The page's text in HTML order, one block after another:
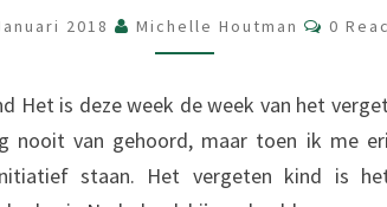
VERGETEN
KIND
2018 Michelle Houtman 0
Het is deze week de week van het
nooit van gehoord, maar toen ik me
staan. Het vergeten kind is